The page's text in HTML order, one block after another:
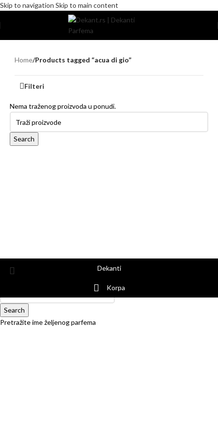
Skip to navigation Skip to main content
Home/Products tagged “acua di gio”
Filteri
Nema traženog proizvoda u ponudi.
Search
Search
Pretražite ime željenog parfema
Dekanti
Korpa